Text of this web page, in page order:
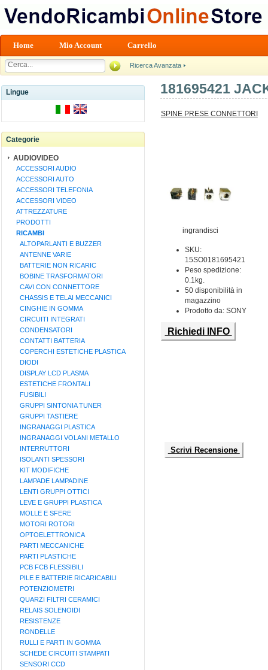
Home Mio Account Carrello
Ricerca Avanzata
Lingue
Categorie
AUDIOVIDEO
ACCESSORI AUDIO
ACCESSORI AUTO
ACCESSORI TELEFONIA
ACCESSORI VIDEO
ATTREZZATURE
PRODOTTI
RICAMBI
ALTOPARLANTI E BUZZER
ANTENNE VARIE
BATTERIE NON RICARIC
BOBINE TRASFORMATORI
CAVI CON CONNETTORE
CHASSIS E TELAI MECCANICI
CINGHIE IN GOMMA
CIRCUITI INTEGRATI
CONDENSATORI
CONTATTI BATTERIA
COPERCHI ESTETICHE PLASTICA
DIODI
DISPLAY LCD PLASMA
ESTETICHE FRONTALI
FUSIBILI
GRUPPI SINTONIA TUNER
GRUPPI TASTIERE
INGRANAGGI PLASTICA
INGRANAGGI VOLANI METALLO
INTERRUTTORI
ISOLANTI SPESSORI
KIT MODIFICHE
LAMPADE LAMPADINE
LENTI GRUPPI OTTICI
LEVE E GRUPPI PLASTICA
MOLLE E SFERE
MOTORI ROTORI
OPTOELETTRONICA
PARTI MECCANICHE
PARTI PLASTICHE
PCB FCB FLESSIBILI
PILE E BATTERIE RICARICABILI
POTENZIOMETRI
QUARZI FILTRI CERAMICI
RELAIS SOLENOIDI
RESISTENZE
RONDELLE
RULLI E PARTI IN GOMMA
SCHEDE CIRCUITI STAMPATI
SENSORI CCD
181695421
SPINE PRESE CONNETTORI
ingrandisci
SKU:
15SO0181695421
Peso spedizione:
0.1kg.
50 disponibilità in
magazzino
Prodotto da: SONY
Richiedi INFO
Scrivi Recensione